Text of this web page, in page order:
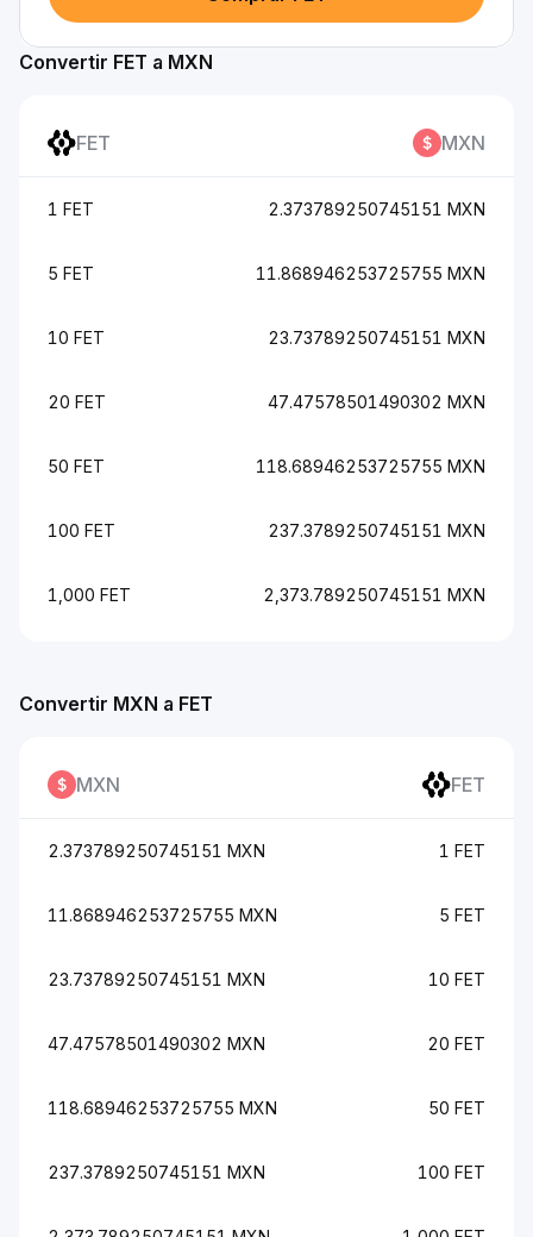
Convertir FET a MXN
FET MXN
1 FET 2.373789250745151 MXN
5 FET 11.868946253725755 MXN
10 FET 23.73789250745151 MXN
20 FET 47.47578501490302 MXN
50 FET 118.68946253725755 MXN
100 FET 237.3789250745151 MXN
1,000 FET 2,373.789250745151 MXN
Convertir MXN a FET
MXN FET
2.373789250745151 MXN 1 FET
11.868946253725755 MXN 5 FET
23.73789250745151 MXN 10 FET
47.47578501490302 MXN 20 FET
118.68946253725755 MXN 50 FET
237.3789250745151 MXN 100 FET